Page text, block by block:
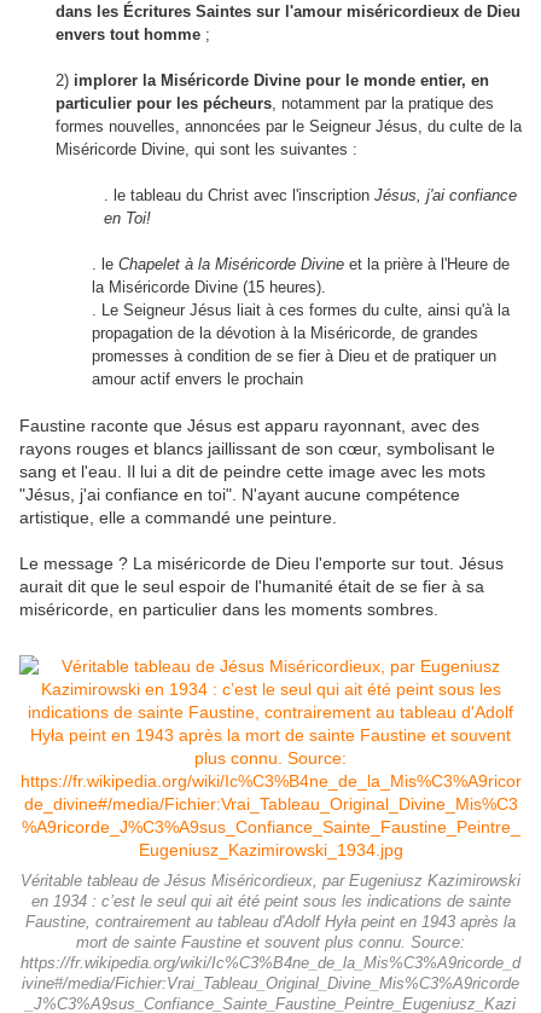
dans les Écritures Saintes sur l'amour miséricordieux de Dieu
envers tout homme ;
2) implorer la Miséricorde Divine pour le monde entier, en
particulier pour les pécheurs, notamment par la pratique des
formes nouvelles, annoncées par le Seigneur Jésus, du culte de la
Miséricorde Divine, qui sont les suivantes :
. le tableau du Christ avec l'inscription Jésus, j'ai confiance
en Toi!
. le Chapelet à la Miséricorde Divine et la prière à l'Heure de
la Miséricorde Divine (15 heures).
. Le Seigneur Jésus liait à ces formes du culte, ainsi qu'à la
propagation de la dévotion à la Miséricorde, de grandes
promesses à condition de se fier à Dieu et de pratiquer un
amour actif envers le prochain
Faustine raconte que Jésus est apparu rayonnant, avec des
rayons rouges et blancs jaillissant de son cœur, symbolisant le
sang et l'eau. Il lui a dit de peindre cette image avec les mots
"Jésus, j'ai confiance en toi". N'ayant aucune compétence
artistique, elle a commandé une peinture.
Le message ? La miséricorde de Dieu l'emporte sur tout. Jésus
aurait dit que le seul espoir de l'humanité était de se fier à sa
miséricorde, en particulier dans les moments sombres.
Véritable tableau de Jésus Miséricordieux, par Eugeniusz Kazimirowski
en 1934 : c’est le seul qui ait été peint sous les indications de sainte
Faustine, contrairement au tableau d'Adolf Hyła peint en 1943 après la
mort de sainte Faustine et souvent plus connu. Source:
https://fr.wikipedia.org/wiki/Ic%C3%B4ne_de_la_Mis%C3%A9ricorde_d
ivine#/media/Fichier:Vrai_Tableau_Original_Divine_Mis%C3%A9ricorde
_J%C3%A9sus_Confiance_Sainte_Faustine_Peintre_Eugeniusz_Kazi